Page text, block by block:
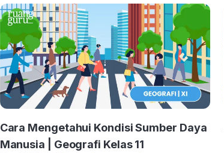
Cara Mengetahui Kondisi Sumber Daya
Manusia | Geografi Kelas 11